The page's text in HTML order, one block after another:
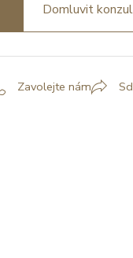
Domluvit
Zavolejte nám